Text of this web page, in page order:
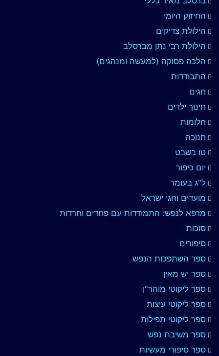
החיזוק היומי
הילולת צדיקים
הילולת רבי נתן מברסלב
הלכה פסוקה (למעשה ומנהגים)
התבודדות
חגים
חינוך ילדים
חלומות
חנוכה
טו בשבט
יום כיפור
ל"ג בעומר
מועדים וחגי ישראל
מרפא לנפש: התמודדות עם פחדים וחרדות
סוכות
סיפורים
ספר השתפכות הנפש
ספר יש מאין
ספר ליקוטי מוהר"ן
ספר ליקוטי עיצות
ספר ליקוטי תפילות
ספר משיבת נפש
ספר סיפורי מעשיות